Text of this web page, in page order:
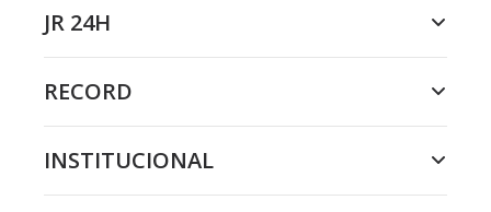
JR 24H
RECORD
INSTITUCIONAL